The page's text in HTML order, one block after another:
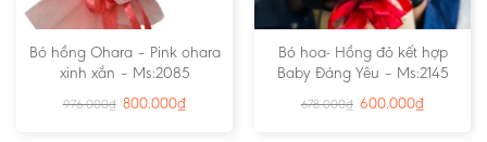
Bó hồng Ohara – Pink ohara
xinh xắn – Ms:2085
976.000₫ 800.000₫
Bó hoa- Hồng đỏ kết hợp
Baby Đáng Yêu – Ms:2145
678.000₫ 600.000₫